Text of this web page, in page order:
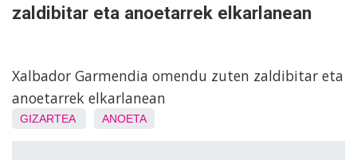
zaldibitar eta anoetarrek elkarlanean
Xalbador Garmendia omendu zuten zaldibitar eta
anoetarrek elkarlanean
GIZARTEA ANOETA